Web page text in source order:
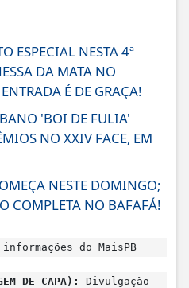
ESPECIAL NESTA 4ª
DA MATA NO
É DE GRAÇA!
'BOI DE FULIA'
NO XXIV FACE, EM
NESTE DOMINGO;
COMPLETA NO BAFAFÁ!
informações do MaisPB
DE CAPA): Divulgação